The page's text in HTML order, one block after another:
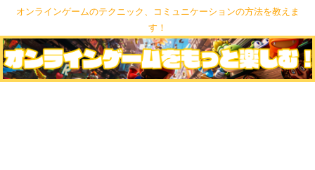
オンラインゲームのテクニック、コミュニケーションの方法を教えま
す！